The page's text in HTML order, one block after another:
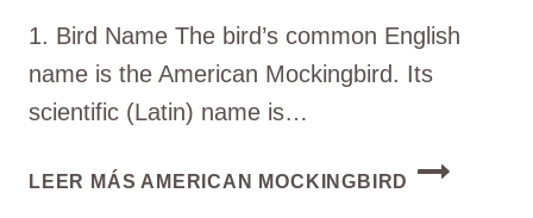
1. Bird Name The bird’s common English
name is the American Mockingbird. Its
scientific (Latin) name is…
LEER MÁS AMERICAN MOCKINGBIRD